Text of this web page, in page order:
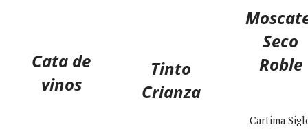
Cata de
vinos
Tinto
Crianza
Seco
Roble
Cartima